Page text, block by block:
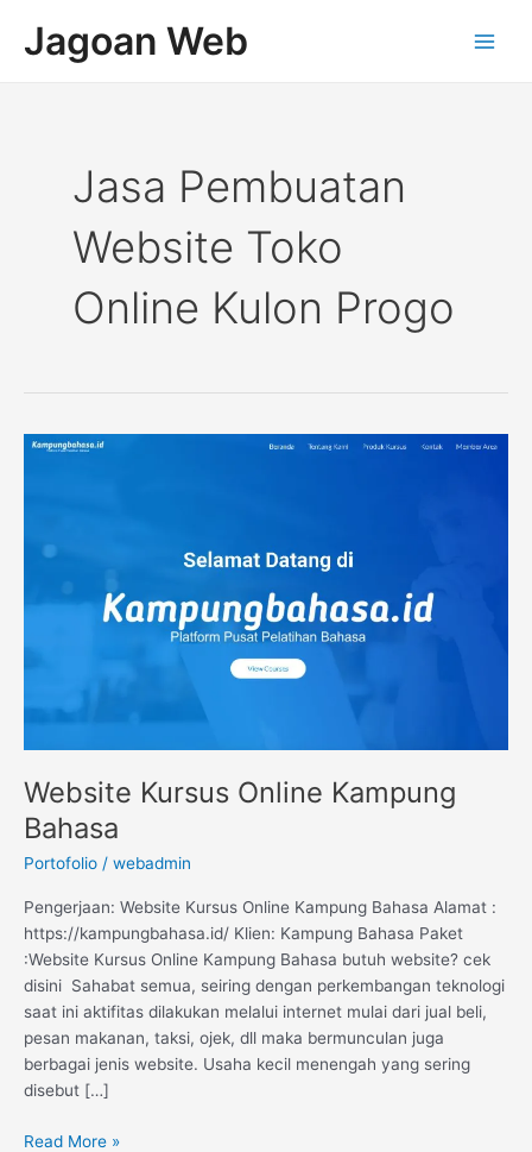
Jagoan Web
Jasa Pembuatan
Website Toko
Online Kulon Progo
Website Kursus Online Kampung
Bahasa
Portofolio / webadmin
Pengerjaan: Website Kursus Online Kampung Bahasa Alamat :
https://kampungbahasa.id/ Klien: Kampung Bahasa Paket
:Website Kursus Online Kampung Bahasa butuh website? cek
disini Sahabat semua, seiring dengan perkembangan teknologi
saat ini aktifitas dilakukan melalui internet mulai dari jual beli,
pesan makanan, taksi, ojek, dll maka bermunculan juga
berbagai jenis website. Usaha kecil menengah yang sering
disebut […]
Website
Bahasa
Read More »
pagination